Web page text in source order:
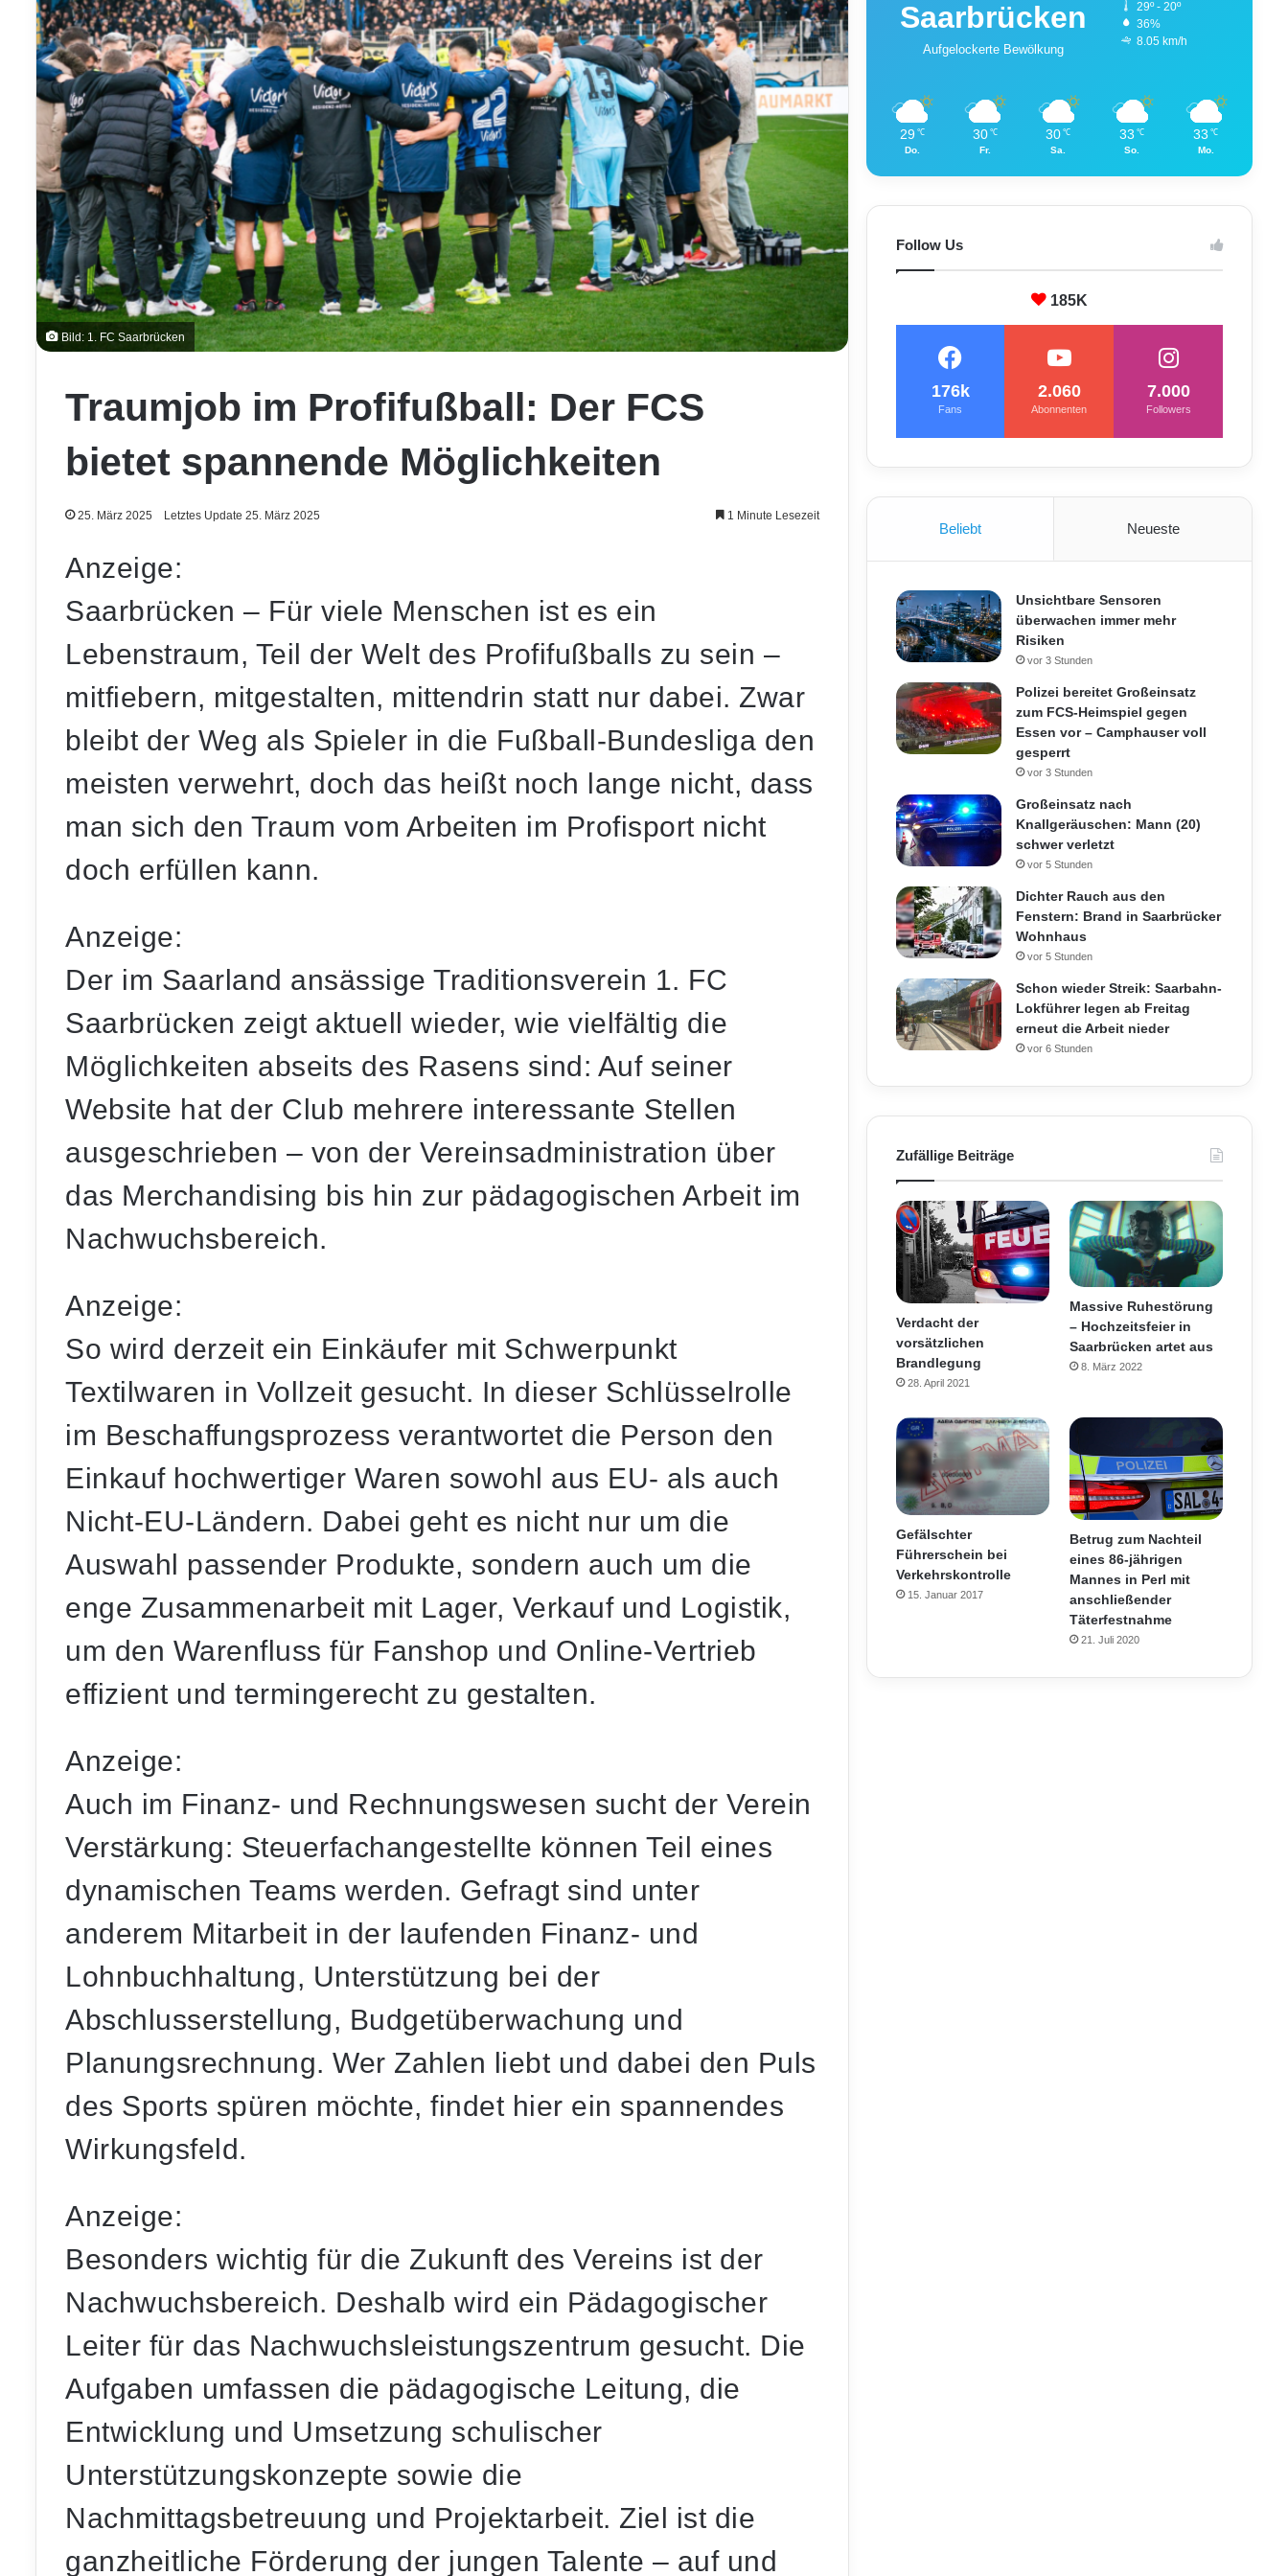
Bild: 1. FC Saarbrücken
Traumjob im Profifußball: Der FCS
bietet spannende Möglichkeiten
25. März 2025 Letztes Update 25. März 2025 1 Minute Lesezeit
Anzeige:
Saarbrücken – Für viele Menschen ist es ein
Lebenstraum, Teil der Welt des Profifußballs zu sein –
mitfiebern, mitgestalten, mittendrin statt nur dabei. Zwar
bleibt der Weg als Spieler in die Fußball-Bundesliga den
meisten verwehrt, doch das heißt noch lange nicht, dass
man sich den Traum vom Arbeiten im Profisport nicht
doch erfüllen kann.
Anzeige:
Der im Saarland ansässige Traditionsverein 1. FC
Saarbrücken zeigt aktuell wieder, wie vielfältig die
Möglichkeiten abseits des Rasens sind: Auf seiner
Website hat der Club mehrere interessante Stellen
ausgeschrieben – von der Vereinsadministration über
das Merchandising bis hin zur pädagogischen Arbeit im
Nachwuchsbereich.
Anzeige:
So wird derzeit ein Einkäufer mit Schwerpunkt
Textilwaren in Vollzeit gesucht. In dieser Schlüsselrolle
im Beschaffungsprozess verantwortet die Person den
Einkauf hochwertiger Waren sowohl aus EU- als auch
Nicht-EU-Ländern. Dabei geht es nicht nur um die
Auswahl passender Produkte, sondern auch um die
enge Zusammenarbeit mit Lager, Verkauf und Logistik,
um den Warenfluss für Fanshop und Online-Vertrieb
effizient und termingerecht zu gestalten.
Anzeige:
Auch im Finanz- und Rechnungswesen sucht der Verein
Verstärkung: Steuerfachangestellte können Teil eines
dynamischen Teams werden. Gefragt sind unter
anderem Mitarbeit in der laufenden Finanz- und
Lohnbuchhaltung, Unterstützung bei der
Abschlusserstellung, Budgetüberwachung und
Planungsrechnung. Wer Zahlen liebt und dabei den Puls
des Sports spüren möchte, findet hier ein spannendes
Wirkungsfeld.
Anzeige:
Besonders wichtig für die Zukunft des Vereins ist der
Nachwuchsbereich. Deshalb wird ein Pädagogischer
Leiter für das Nachwuchsleistungszentrum gesucht. Die
Aufgaben umfassen die pädagogische Leitung, die
Entwicklung und Umsetzung schulischer
Unterstützungskonzepte sowie die
Nachmittagsbetreuung und Projektarbeit. Ziel ist die
ganzheitliche Förderung der jungen Talente – auf und
Saarbrücken
Aufgelockerte Bewölkung
29º - 20º
36%
8.05 km/h
29 ℃
Do.
30 ℃
Fr.
30 ℃
Sa.
33 ℃
So.
33 ℃
Mo.
Follow Us
185K
176k
Fans
2.060
Abonnenten
7.000
Followers
Beliebt Neueste
Unsichtbare Sensoren
überwachen immer mehr
Risiken
vor 3 Stunden
Polizei bereitet Großeinsatz
zum FCS-Heimspiel gegen
Essen vor – Camphauser voll
gesperrt
vor 3 Stunden
Großeinsatz nach
Knallgeräuschen: Mann (20)
schwer verletzt
vor 5 Stunden
Dichter Rauch aus den
Fenstern: Brand in Saarbrücker
Wohnhaus
vor 5 Stunden
Schon wieder Streik: Saarbahn-
Lokführer legen ab Freitag
erneut die Arbeit nieder
vor 6 Stunden
Zufällige Beiträge
Verdacht der
vorsätzlichen
Brandlegung
28. April 2021
Massive Ruhestörung
– Hochzeitsfeier in
Saarbrücken artet aus
8. März 2022
Gefälschter
Führerschein bei
Verkehrskontrolle
15. Januar 2017
Betrug zum Nachteil
eines 86-jährigen
Mannes in Perl mit
anschließender
Täterfestnahme
21. Juli 2020